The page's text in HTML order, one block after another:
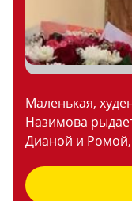
Маленькая,
Назимова
Дианой и